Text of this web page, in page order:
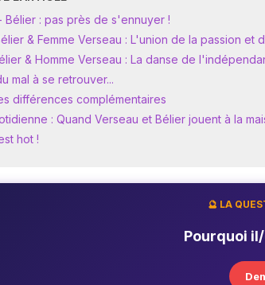
Bélier : pas près de s'ennuyer !
& Femme Verseau : L'union de la passion et
& Homme Verseau : La danse de
mal à se retrouver...
différences complémentaires
: Quand Verseau et Bélier jouent à la
hot !
🔮 LA
Pourquoi